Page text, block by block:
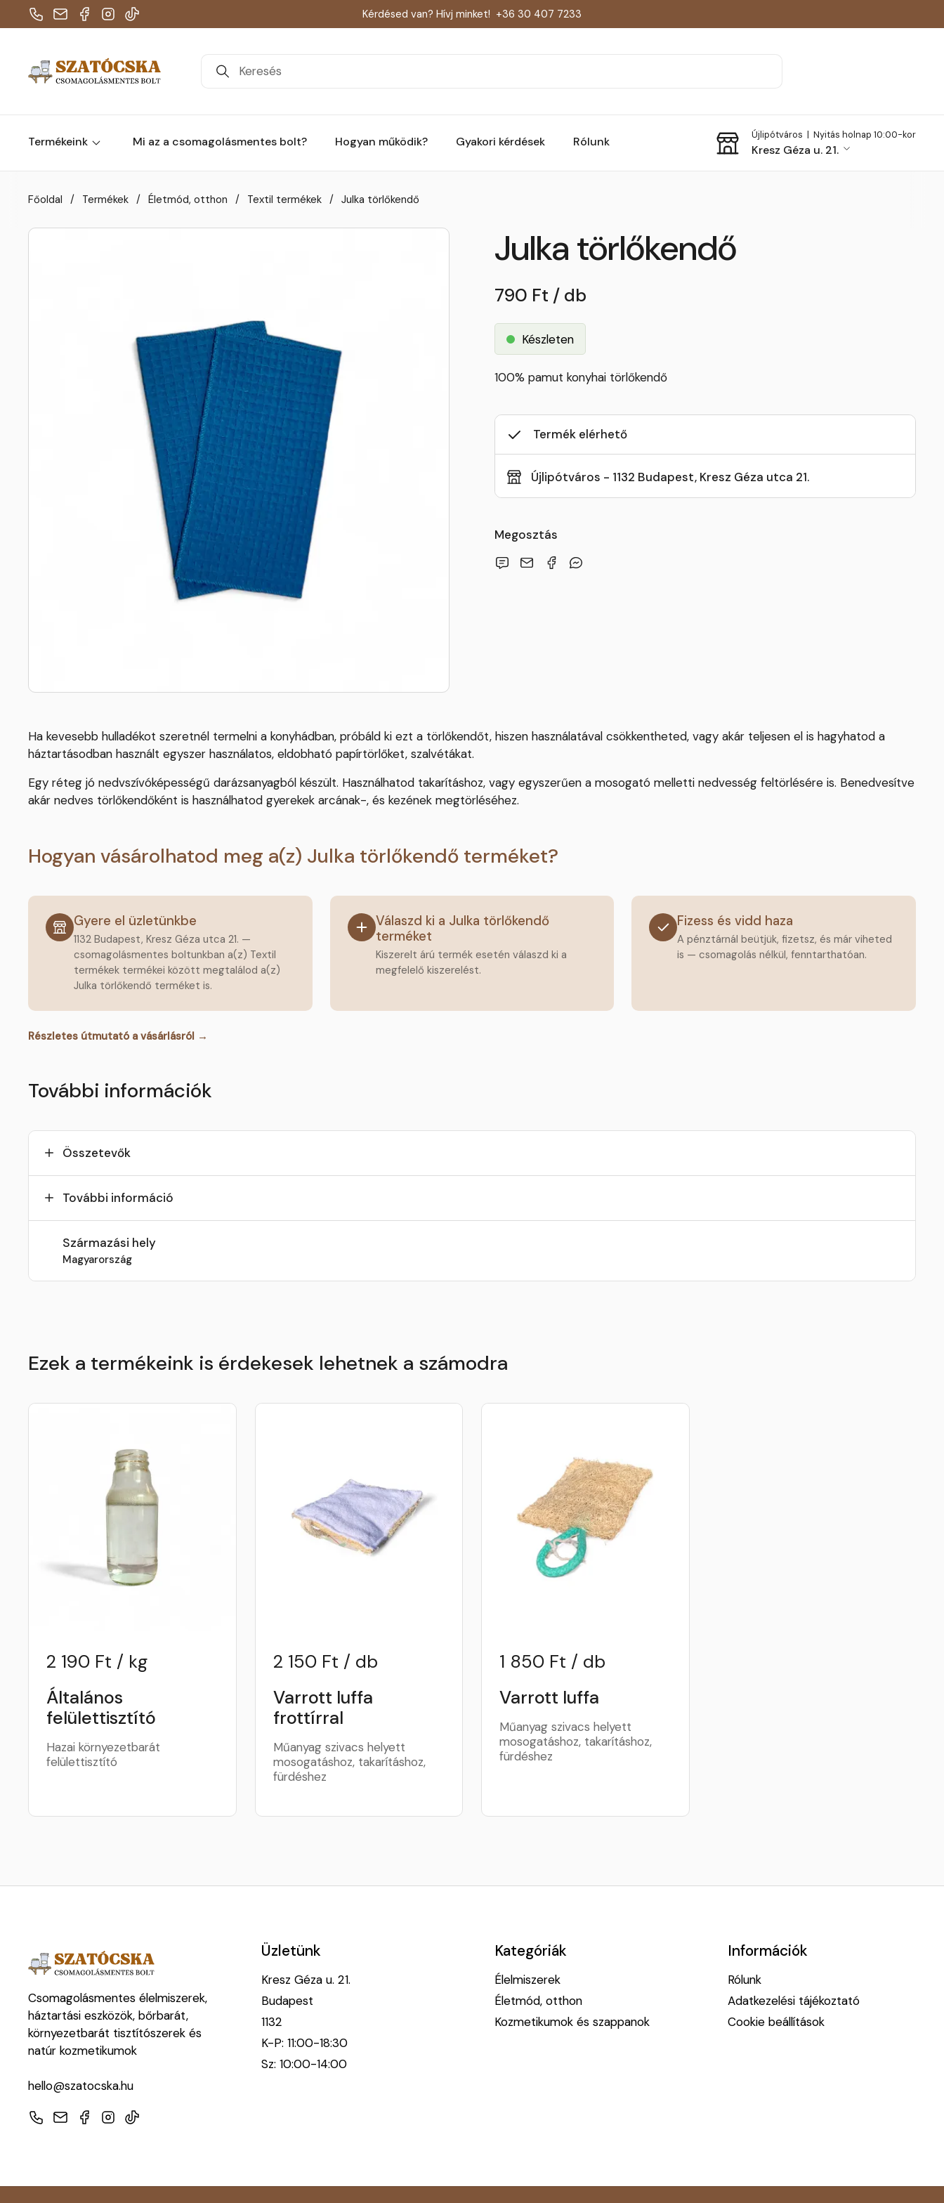
TelefonE-mailFacebook
Instagram
TikTok
Kérdésed van? Hívj minket! +36 30 407 7233
Termékeink Mi az a csomagolásmentes bolt? Hogyan működik? Gyakori kérdések Rólunk Újlipótváros | Nyitás holnap 10:00-kor
Kresz Géza u. 21.
Főoldal / Termékek / Életmód, otthon / Textil termékek / Julka törlőkendő
Julka törlőkendő
790 Ft / db
Készleten
100% pamut konyhai törlőkendő
Termék elérhető
Újlipótváros - 1132 Budapest, Kresz Géza utca 21.
Megosztás
Ha kevesebb hulladékot szeretnél termelni a konyhádban, próbáld ki ezt a törlőkendőt, hiszen használatával csökkentheted, vagy akár teljesen el is hagyhatod a
háztartásodban használt egyszer használatos, eldobható papírtörlőket, szalvétákat.
Egy réteg jó nedvszívóképességű darázsanyagból készült. Használhatod takarításhoz, vagy egyszerűen a mosogató melletti nedvesség feltörlésére is. Benedvesítve
akár nedves törlőkendőként is használhatod gyerekek arcának-, és kezének megtörléséhez.
Hogyan vásárolhatod meg a(z) Julka törlőkendő terméket?
Gyere el üzletünkbe
1132 Budapest, Kresz Géza utca 21. —
csomagolásmentes boltunkban a(z) Textil
termékek termékei között megtalálod a(z)
Julka törlőkendő terméket is.
Válaszd ki a Julka törlőkendő
terméket
Kiszerelt árú termék esetén válaszd ki a
megfelelő kiszerelést.
Fizess és vidd haza
A pénztárnál beütjük, fizetsz, és már viheted
is — csomagolás nélkül, fenntarthatóan.
Részletes útmutató a vásárlásról →
További információk
Összetevők
További információ
Származási hely
Magyarország
Ezek a termékeink is érdekesek lehetnek a számodra
2 190 Ft / kg
Általános
felülettisztító
Hazai környezetbarát
felülettisztító
2 150 Ft / db
Varrott luffa
frottírral
Műanyag szivacs helyett
mosogatáshoz, takarításhoz,
fürdéshez
1 850 Ft / db
Varrott luffa
Műanyag szivacs helyett
mosogatáshoz, takarításhoz,
fürdéshez
Csomagolásmentes élelmiszerek,
háztartási eszközök, bőrbarát,
környezetbarát tisztítószerek és
natúr kozmetikumok
hello@szatocska.hu
TelefonE-mailFacebook
Instagram
TikTok
Üzletünk
Kresz Géza u. 21.
Budapest
1132
K-P: 11:00-18:30
Sz: 10:00-14:00
Kategóriák
Élelmiszerek
Életmód, otthon
Kozmetikumok és szappanok
Információk
Rólunk
Adatkezelési tájékoztató
Cookie beállítások